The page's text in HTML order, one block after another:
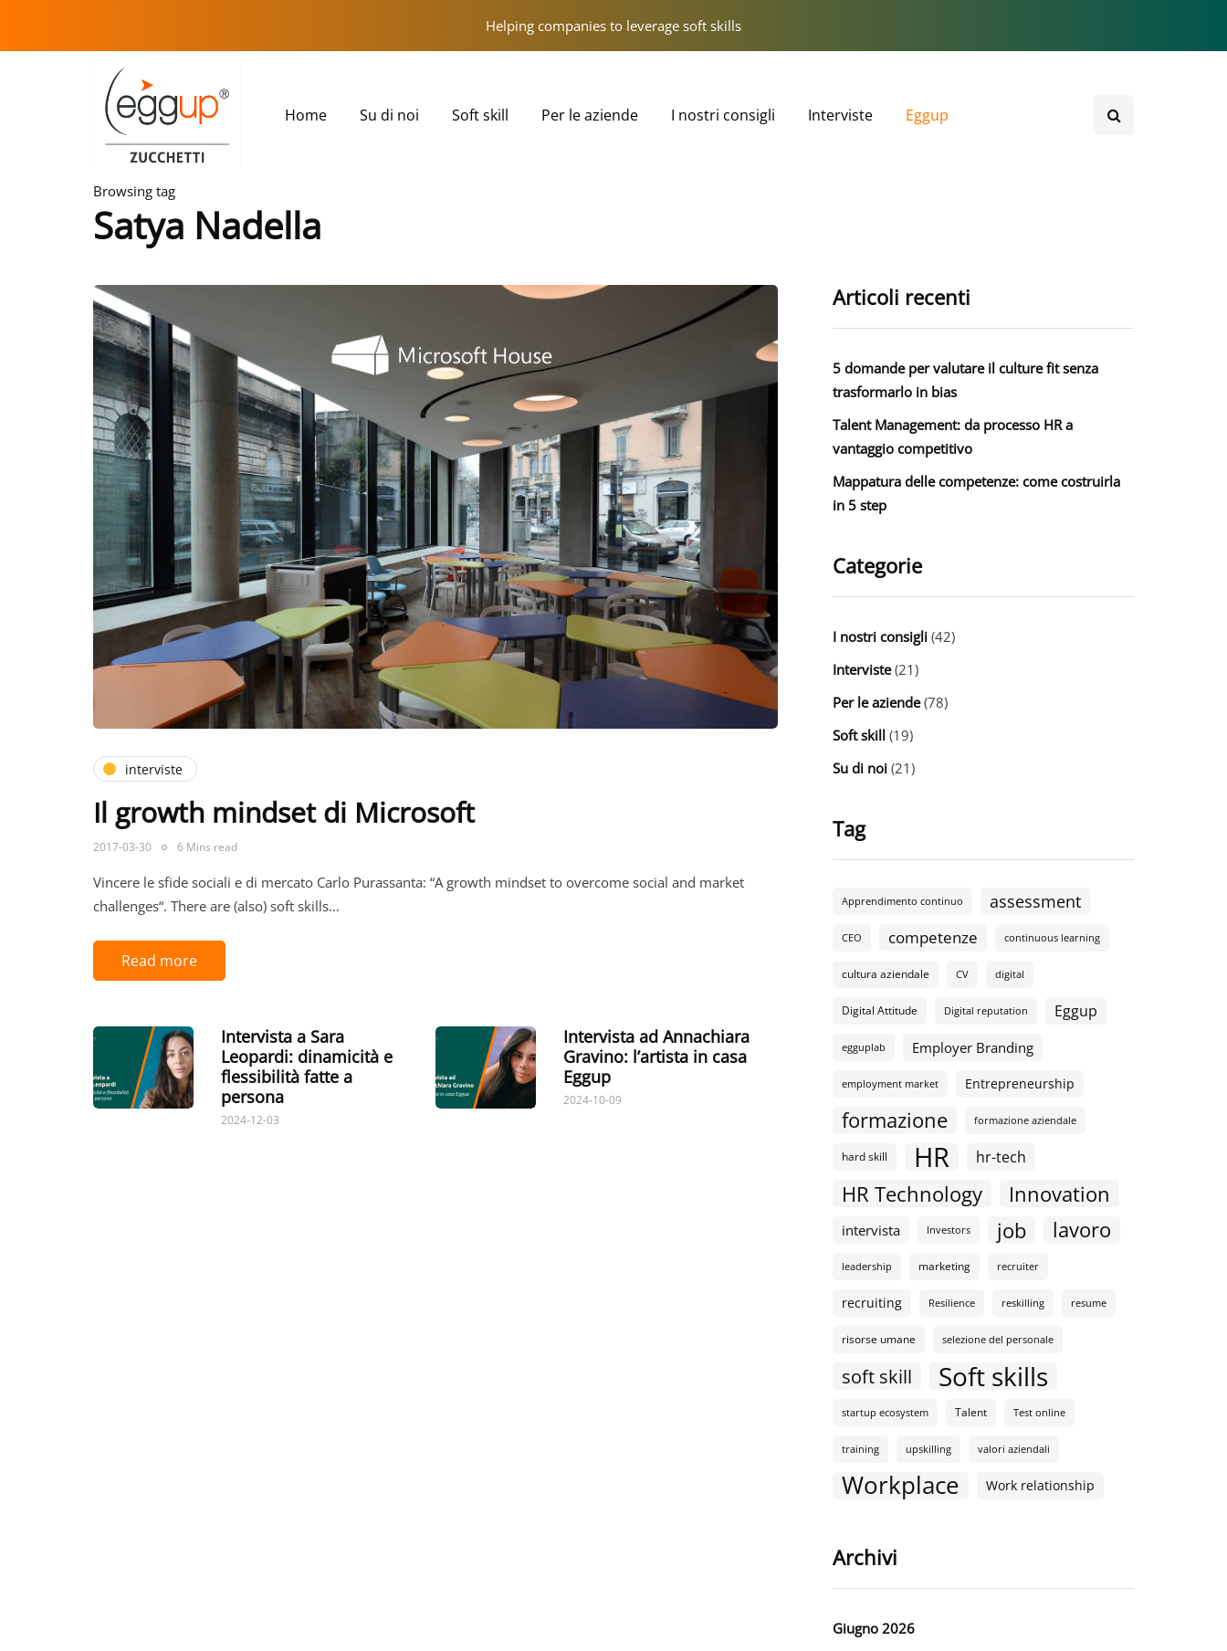
Helping companies to leverage soft skills
Home Su di noi Soft skill Per le aziende I nostri consigli Interviste Eggup
Browsing tag
Satya Nadella
interviste
Il growth mindset di Microsoft
2017-03-30 6 Mins read
Vincere le sfide sociali e di mercato Carlo Purassanta: “A growth mindset to overcome social and market
challenges“. There are (also) soft skills…
Read more
Intervista a Sara
Leopardi: dinamicità e
flessibilità fatte a
persona
2024-12-03
Intervista ad Annachiara
Gravino: l’artista in casa
Eggup
2024-10-09
Articoli recenti
5 domande per valutare il culture fit senza
trasformarlo in bias
Talent Management: da processo HR a
vantaggio competitivo
Mappatura delle competenze: come costruirla
in 5 step
Categorie
I nostri consigli (42)
Interviste(21)
Per le aziende(78)
Soft skill (19)
Su di noi (21)
Tag
Apprendimento continuo assessment
CEO competenze continuous learning
cultura aziendale CV digital
Digital Attitude Digital reputation Eggup
egguplab Employer Branding
employment market Entrepreneurship
formazione formazione aziendale
hard skill HR hr-tech
HR Technology Innovation
intervista Investors job lavoro
leadership marketing recruiter
recruiting Resilience reskilling resume
risorse umane selezione del personale
soft skill Soft skills
startup ecosystem Talent Test online
training upskilling valori aziendali
Workplace Work relationship
Archivi
Giugno 2026